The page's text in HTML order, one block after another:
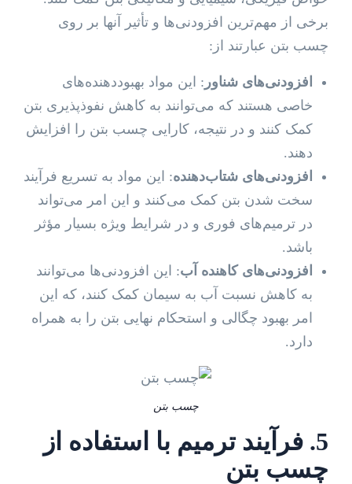
برخی از مهم‌ترین افزودنی‌ها و تأثیر آنها بر روی
چسب بتن عبارتند از:
افزودنی‌های شناور : این مواد بهبوددهنده‌های
خاصی هستند که می‌توانند به کاهش نفوذپذیری بتن
کمک کنند و در نتیجه، کارایی چسب بتن را افزایش
دهند.
افزودنی‌های شتاب‌دهنده: این مواد به تسریع فرآیند
سخت شدن بتن کمک می‌کنند و این امر می‌تواند
در ترمیم‌های فوری و در شرایط ویژه بسیار مؤثر
باشد.
افزودنی‌های کاهنده آب: این افزودنی‌ها می‌توانند
به کاهش نسبت آب به سیمان کمک کنند، که این
امر بهبود چگالی و استحکام نهایی بتن را به همراه
دارد.
چسب بتن
5. فرآیند ترمیم با استفاده از
چسب بتن